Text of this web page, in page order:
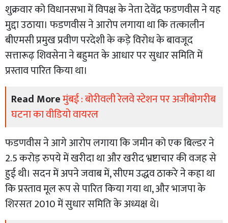
शुक्रवार को विधानसभा में विपक्ष के नेता देवेंद्र फडणवीस ने यह
मुद्दा उठाया। फडणवीस ने आरोप लगाया था कि तत्कालीन
बीएमसी प्रमुख प्रवीण परदेशी के कड़े विरोध के बावजूद
सत्तारूढ़ शिवसेना ने बहुमत के आधार पर सुधार समिति में
प्रस्ताव पारित किया था।
Read Moreमुंबई : बोरीवली रेलवे स्टेशन पर अजीबोगरीब
घटना का वीडियो वायरल
फडणवीस ने आगे आरोप लगाया कि जमीन को एक बिल्डर ने
2.5 करोड़ रुपये में खरीदा था और खरीद भ्रष्टाचार की वजह से
हुई थी। सदन में अपने जवाब में, सीएम उद्धव ठाकरे ने कहा था
कि प्रस्ताव मूल रूप से पारित किया गया था, और भाजपा के
शिरसत 2010 में सुधार समिति के अध्यक्ष थे।